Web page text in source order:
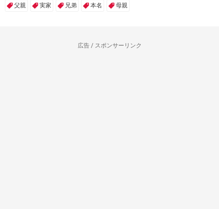
父親 実家 兄弟 本名 母親
広告 / スポンサーリンク